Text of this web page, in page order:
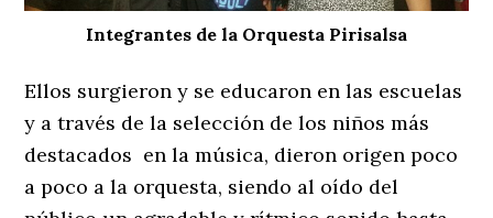
Integrantes de la Orquesta Pirisalsa
Ellos surgieron y se educaron en las escuelas
y a través de la selección de los niños más
destacados en la música, dieron origen poco
a poco a la orquesta, siendo al oído del